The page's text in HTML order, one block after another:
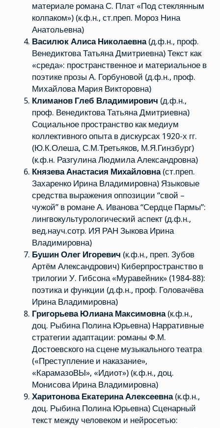
материале романа С. Плат «Под стеклянным
колпаком») (к.ф.н., ст.преп. Мороз Нина
Анатольевна)
Василюк Алиса Николаевна(д.ф.н., проф.
Венедиктова Татьяна Дмитриевна) Текст как
«среда»: пространственное и материальное в
поэтике прозы А. Горбуновой (д.ф.н., проф.
Михайлова Мария Викторовна)
Климанов Глеб Владимирович (д.ф.н.,
проф. Венедиктова Татьяна Дмитриевна)
Социальное пространство как медиум
коллективного опыта в дискурсах 1920-х гг.
(Ю.К.Олеша, С.М.Третьяков, М.Я.Гинзбург)
(к.ф.н. Разгулина Людмила Александровна)
Князева Анастасия Михайловна(ст.преп.
Захаренко Ирина Владимировна) Языковые
средства выражения оппозиции “свой –
чужой” в романе А. Иванова “Сердце Пармы”:
лингвокультурологический аспект (д.ф.н.,
вед.науч.сотр. ИЯ РАН Зыкова Ирина
Владимировна)
Бушин Олег Игоревич (к.ф.н., преп. Зубов
Артём Александрович) Киберпространство в
трилогии У. Гибсона «Муравейник» (1984-88):
поэтика и функции (д.ф.н., проф. Головачёва
Ирина Владимировна)
Григорьева Юлиана Максимовна(к.ф.н.,
доц. Рыбина Полина Юрьевна) Нарративные
стратегии адаптации: романы Ф.М.
Достоевского на сцене музыкального театра
(«Преступление и наказание»,
«КарамазоВЫ», «Идиот») (к.ф.н., доц.
Монисова Ирина Владимировна)
Харитонова Екатерина Алексеевна(к.ф.н.,
доц. Рыбина Полина Юрьевна) Сценарный
текст между человеком и нейросетью: